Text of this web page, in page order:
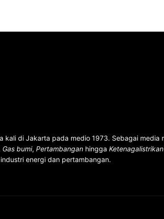
di Jakarta pada medio 1973. Sebagai media
Gas bumi, Pertambangan hingga
energi dan pertambangan.